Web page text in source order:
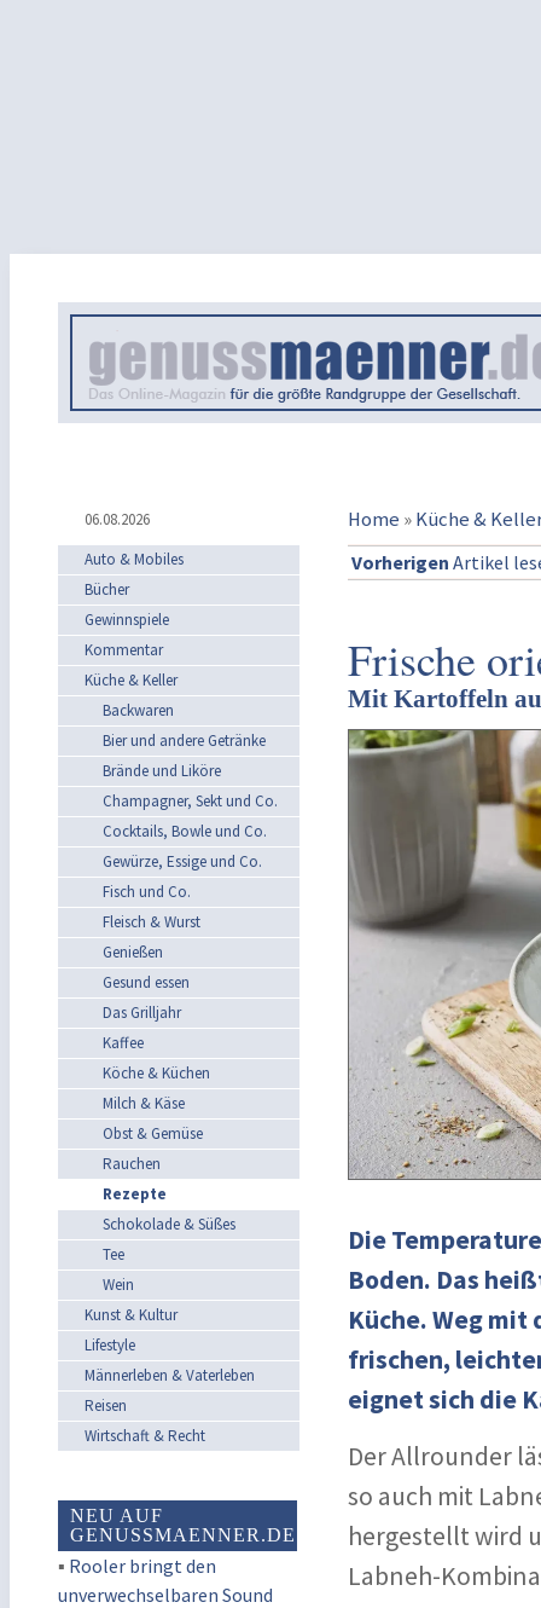
06.08.2026 Home »Küche &
Auto & Mobiles
Bücher
Gewinnspiele
Kommentar
Küche & Keller
Backwaren
Bier und andere Getränke
Brände und Liköre
Champagner, Sekt und Co.
Cocktails, Bowle und Co.
Gewürze, Essige und Co.
Fisch und Co.
Fleisch & Wurst
Genießen
Gesund essen
Das Grilljahr
Kaffee
Köche & Küchen
Milch & Käse
Obst & Gemüse
Rauchen
Rezepte
Schokolade & Süßes
Tee
Wein
Kunst & Kultur
Lifestyle
Männerleben & Vaterleben
Reisen
Wirtschaft & Recht
NEU AUF
GENUSSMAENNER.DE
▪ Rooler bringt den
unverwechselbaren Sound
Vorherigen Artikel
Frische
Mit Kartoffeln
Die
Boden. Das
Küche. Weg
frischen,
eignet sich die
Der Allrounder
so auch mit
hergestellt wird
Labneh-